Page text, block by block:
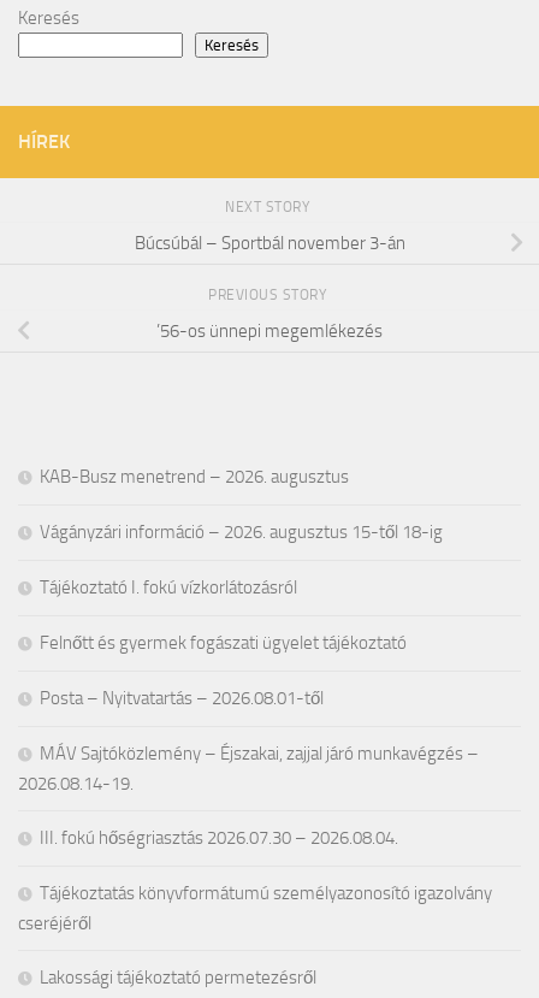
Keresés
Keresés
HÍREK
NEXT STORY
Búcsúbál – Sportbál november 3-án
PREVIOUS STORY
’56-os ünnepi megemlékezés
KAB-Busz menetrend – 2026. augusztus
Vágányzári információ – 2026. augusztus 15-től 18-ig
Tájékoztató I. fokú vízkorlátozásról
Felnőtt és gyermek fogászati ügyelet tájékoztató
Posta – Nyitvatartás – 2026.08.01-től
MÁV Sajtóközlemény – Éjszakai, zajjal járó munkavégzés –
2026.08.14-19.
III. fokú hőségriasztás 2026.07.30 – 2026.08.04.
Tájékoztatás könyvformátumú személyazonosító igazolvány
cseréjéről
Lakossági tájékoztató permetezésről